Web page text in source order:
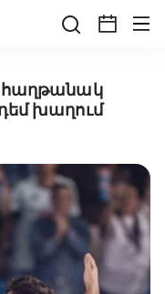
հաղթանակ
խաղում